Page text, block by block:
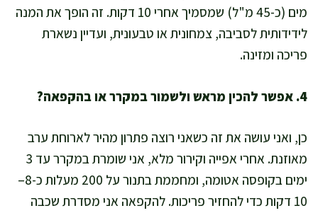
מים (כ-45 מ"ל) שמסמיך אחרי 10 דקות. זה הופך את המנה
לידידותית לסביבה, צמחונית או טבעונית, ועדיין נשארת
פריכה ומזינה.
4. אפשר להכין מראש ולשמור במקרר או בהקפאה?
כן, ואני עושה את זה כשאני רוצה פתרון מהיר לארוחת ערב
מאוזנת. אחרי אפייה וקירור מלא, אני שומרת במקרר עד 3
ימים בקופסה אטומה, ומחממת בתנור על 200 מעלות כ-8–
10 דקות כדי להחזיר פריכות. להקפאה אני מסדרת שכבה